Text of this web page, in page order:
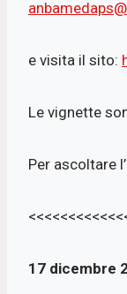
e visita il sito:
Le vignette
Per ascoltare
17 dicembre